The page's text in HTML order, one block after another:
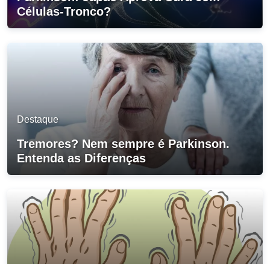
Células-Tronco?
Destaque
Tremores? Nem sempre é Parkinson.
Entenda as Diferenças